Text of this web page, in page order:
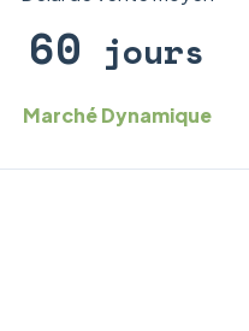
60 jours
Marché Dynamique